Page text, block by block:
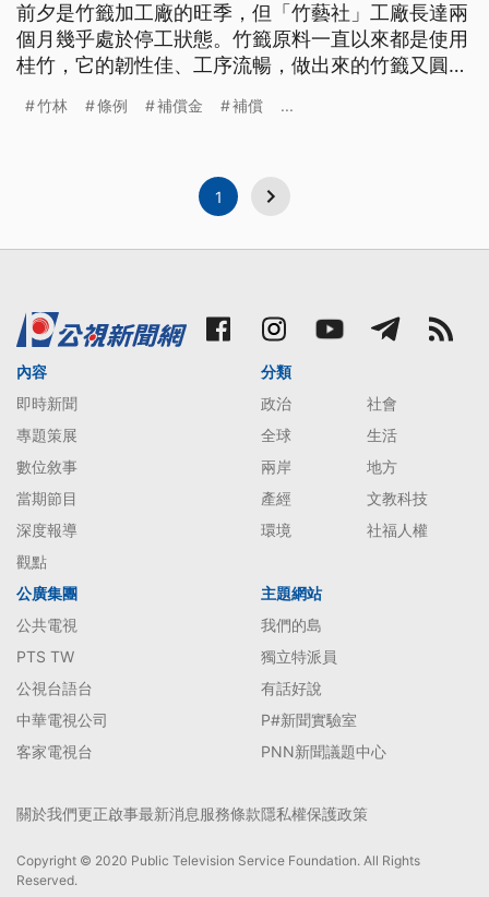
前夕是竹籤加工廠的旺季，但「竹藝社」工廠長達兩
個月幾乎處於停工狀態。竹籤原料一直以來都是使用
桂竹，它的韌性佳、工序流暢，做出來的竹籤又圓、
著以孟宗竹替代桂竹。但是竹藝社老闆吳茂周說，孟
出。由於9月也是搭建蚵棚的季節，桂
竹林 條例 補償金 補償 ...
1
內容
即時新聞
專題策展
數位敘事
當期節目
深度報導
觀點
分類
政治
社會
全球
生活
兩岸
地方
產經
文教科技
環境
社福人權
公廣集團
公共電視
PTS TW
公視台語台
中華電視公司
客家電視台
主題網站
我們的島
獨立特派員
有話好說
P#新聞實驗室
PNN新聞議題中心
關於我們更正啟事最新消息服務條款隱私權保護政策
Copyright © 2020 Public Television Service Foundation. All Rights
Reserved.